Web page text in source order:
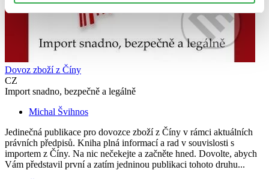
Dovoz zboží z Číny
CZ
Import snadno, bezpečně a legálně
Michal Švihnos
Jedinečná publikace pro dovozce zboží z Číny v rámci aktuálních
právních předpisů. Kniha plná informací a rad v souvislosti s
importem z Číny. Na nic nečekejte a začněte hned. Dovolte, abych
Vám představil první a zatím jedninou publikaci tohoto druhu...